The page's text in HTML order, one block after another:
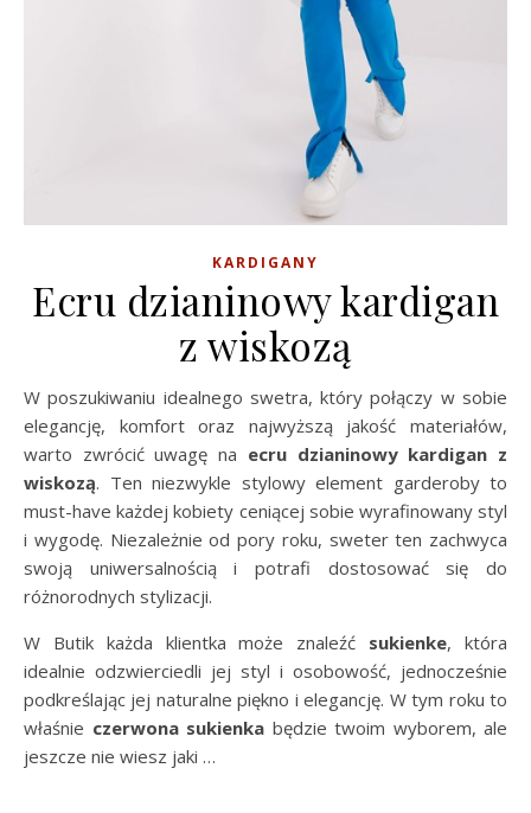
KARDIGANY
Ecru dzianinowy kardigan
z wiskozą
W poszukiwaniu idealnego swetra, który połączy w sobie
elegancję, komfort oraz najwyższą jakość materiałów,
warto zwrócić uwagę na ecru dzianinowy kardigan z
wiskozą. Ten niezwykle stylowy element garderoby to
must-have każdej kobiety ceniącej sobie wyrafinowany styl
i wygodę. Niezależnie od pory roku, sweter ten zachwyca
swoją uniwersalnością i potrafi dostosować się do
różnorodnych stylizacji.
W Butik każda klientka może znaleźć sukienke, która
idealnie odzwierciedli jej styl i osobowość, jednocześnie
podkreślając jej naturalne piękno i elegancję. W tym roku to
właśnie czerwona sukienka będzie twoim wyborem, ale
jeszcze nie wiesz jaki …